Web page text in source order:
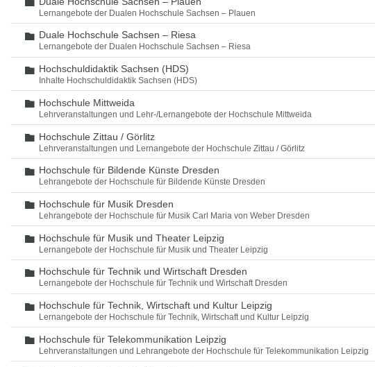
Lernangebote der Dualen Hochschule Sachsen – Plauen
Ordner
Duale Hochschule Sachsen – Riesa
Lernangebote der Dualen Hochschule Sachsen – Riesa
Ordner
Hochschuldidaktik Sachsen (HDS)
Inhalte Hochschuldidaktik Sachsen (HDS)
Ordner
Hochschule Mittweida
Lehrveranstaltungen und Lehr-/Lernangebote der Hochschule Mittweida
Ordner
Hochschule Zittau / Görlitz
Lehrveranstaltungen und Lernangebote der Hochschule Zittau / Görlitz
Ordner
Hochschule für Bildende Künste Dresden
Lehrangebote der Hochschule für Bildende Künste Dresden
Ordner
Hochschule für Musik Dresden
Lehrangebote der Hochschule für Musik Carl Maria von Weber Dresden
Ordner
Hochschule für Musik und Theater Leipzig
Lernangebote der Hochschule für Musik und Theater Leipzig
Ordner
Hochschule für Technik und Wirtschaft Dresden
Lernangebote der Hochschule für Technik und Wirtschaft Dresden
Ordner
Hochschule für Technik, Wirtschaft und Kultur Leipzig
Lernangebote der Hochschule für Technik, Wirtschaft und Kultur Leipzig
Ordner
Hochschule für Telekommunikation Leipzig
Lehrveranstaltungen und Lehrangebote der Hochschule für Telekommunikation Leipzig